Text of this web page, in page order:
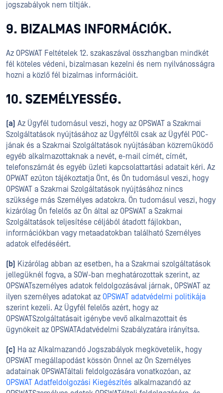
jogszabályok nem tiltják.
9. BIZALMAS INFORMÁCIÓK.
Az OPSWAT Feltételek 12. szakaszával összhangban mindkét
fél köteles védeni, bizalmasan kezelni és nem nyilvánosságra
hozni a közlő fél bizalmas információit.
10. SZEMÉLYESSÉG.
(a) Az Ügyfél tudomásul veszi, hogy az OPSWAT a Szakmai
Szolgáltatások nyújtásához az Ügyféltől csak az Ügyfél POC-
jának és a Szakmai Szolgáltatások nyújtásában közreműködő
egyéb alkalmazottaknak a nevét, e-mail címét, címét,
telefonszámát és egyéb üzleti kapcsolattartási adatait kéri. Az
OPWAT ezúton tájékoztatja Önt, és Ön tudomásul veszi, hogy
OPSWAT a Szakmai Szolgáltatások nyújtásához nincs
szüksége más Személyes adatokra. Ön tudomásul veszi, hogy
kizárólag Ön felelős az Ön által az OPSWAT a Szakmai
Szolgáltatások teljesítése céljából átadott fájlokban,
információkban vagy metaadatokban található Személyes
adatok elfedéséért.
(b) Kizárólag abban az esetben, ha a Szakmai szolgáltatások
jellegüknél fogva, a SOW-ban meghatározottak szerint, az
OPSWATszemélyes adatok feldolgozásával járnak, OPSWAT az
ilyen személyes adatokat az OPSWAT adatvédelmi politikája
szerint kezeli. Az Ügyfél felelős azért, hogy az
OPSWATSzolgáltatásait igénybe vevő alkalmazottait és
ügynökeit az OPSWATAdatvédelmi Szabályzatára irányítsa.
(c) Ha az Alkalmazandó Jogszabályok megkövetelik, hogy
OPSWAT megállapodást kössön Önnel az Ön Személyes
adatainak OPSWATáltali feldolgozására vonatkozóan, az
OPSWAT Adatfeldolgozási Kiegészítés alkalmazandó az